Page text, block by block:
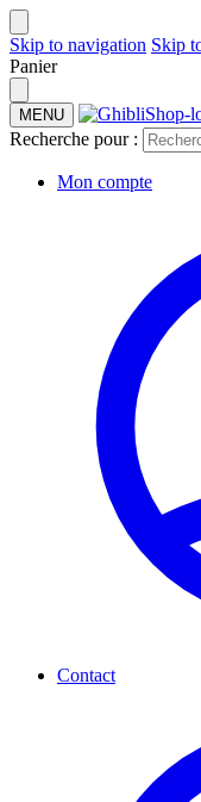
Skip to navigation Skip
Panier
MENU
Recherche pour :
Mon compte
Contact